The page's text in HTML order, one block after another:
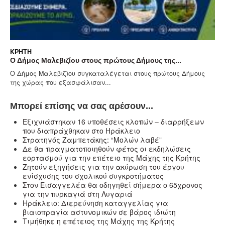
ΚΡΉΤΗ
Ο Δήμος Μαλεβιζίου στους πρώτους Δήμους της...
Ο Δήμος Μαλεβιζίου συγκαταλέγεται στους πρώτους Δήμους
της χώρας που εξασφάλισαν...
Μπορεί επίσης να σας αρέσουν...
Eξιχνιάστηκαν 16 υποθέσεις κλοπών – διαρρήξεων
που διαπράχθηκαν στο Ηράκλειο
Στρατηγός Ζαμπετάκης: “Μολών λαβέ”
Δε θα πραγματοποιηθούν φέτος οι εκδηλώσεις
εορτασμού για την επέτειο της Μάχης της Κρήτης
Ζητούν εξηγήσεις για την ακύρωση του έργου
ενίσχυσης του σχολικού συγκροτήματος
Στον Εισαγγελέα θα οδηγηθεί σήμερα ο 65χρονος
για την πυρκαγιά στη Λυγαριά
Ηράκλειο: Διερεύνηση καταγγελίας για
βιαιοπραγία αστυνομικών σε βάρος ιδιώτη
Τιμήθηκε η επέτειος της Μάχης της Κρήτης